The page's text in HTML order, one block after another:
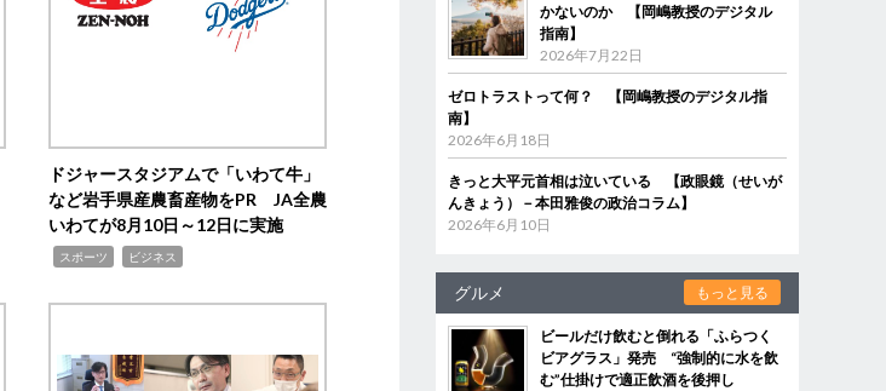
ドジャースタジアムで「いわて牛」
など岩手県産農畜産物をPR JA全農
いわてが8月10日～12日に実施
スポーツ ビジネス
かないのか 【岡嶋教授のデジタル
指南】
2026年7月22日
ゼロトラストって何？ 【岡嶋教授のデジタル指
南】
2026年6月18日
きっと大平元首相は泣いている 【政眼鏡（せいが
んきょう）－本田雅俊の政治コラム】
2026年6月10日
グルメ もっと見る
ビールだけ飲むと倒れる「ふらつく
ビアグラス」発売 “強制的に水を飲
む”仕掛けで適正飲酒を後押し